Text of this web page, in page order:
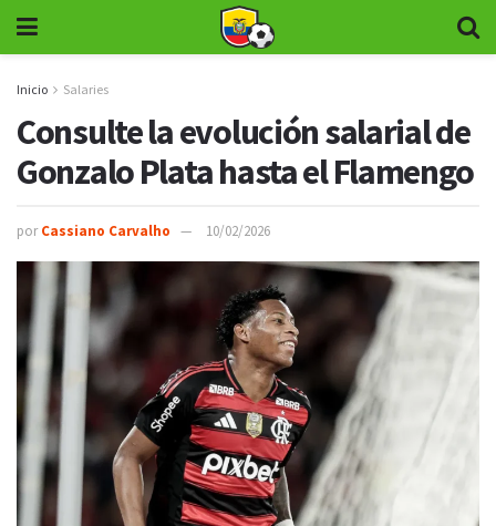
Inicio Salaries
Consulte la evolución salarial de
Gonzalo Plata hasta el Flamengo
por Cassiano Carvalho 10/02/2026